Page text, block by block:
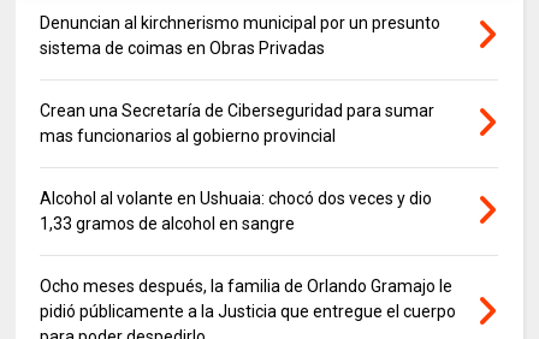
Denuncian al kirchnerismo municipal por un presunto
sistema de coimas en Obras Privadas
Crean una Secretaría de Ciberseguridad para sumar
mas funcionarios al gobierno provincial
Alcohol al volante en Ushuaia: chocó dos veces y dio
1,33 gramos de alcohol en sangre
Ocho meses después, la familia de Orlando Gramajo le
pidió públicamente a la Justicia que entregue el cuerpo